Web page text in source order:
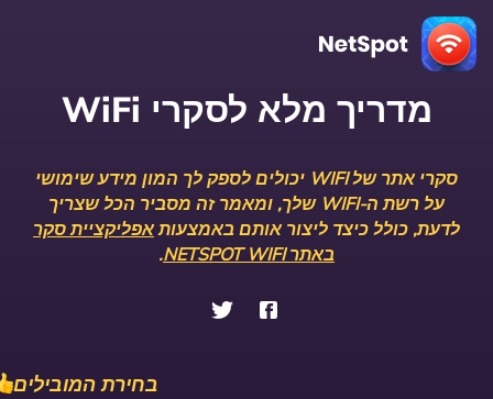
מדריך מלא לסקרי WiFi
סקרי אתר של WIFI יכולים לספק לך המון מידע שימושי
על רשת ה-WIFI שלך, ומאמר זה מסביר הכל שצריך
לדעת, כולל כיצד ליצור אותם באמצעותאפליקציית סקר
באתר NETSPOT WIFI
.
בחירת המובילים